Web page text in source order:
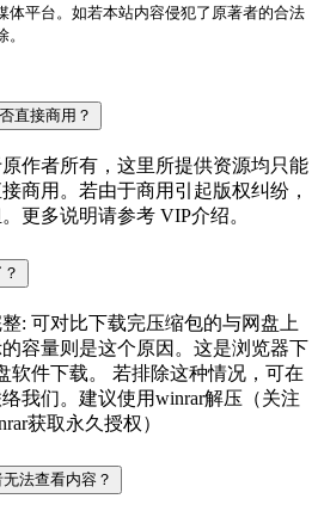
体平台。如若本站内容侵犯了原著者的合法
直接商用？
作者所有，这里所提供资源均只能
商用。若由于商用引起版权纠纷，
更多说明请参考 VIP介绍。
: 可对比下载完压缩包的与网盘上
容量则是这个原因。这是浏览器下
软件下载。 若排除这种情况，可在
我们。建议使用winrar解压（关注
获取永久授权）
法查看内容？